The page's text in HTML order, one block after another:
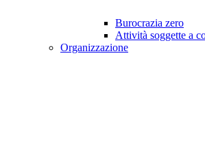
Burocrazia zero
Attività soggette a
Organizzazione